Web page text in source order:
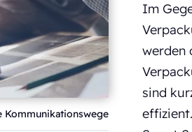
Kommunikationswege
Im
werden
sind